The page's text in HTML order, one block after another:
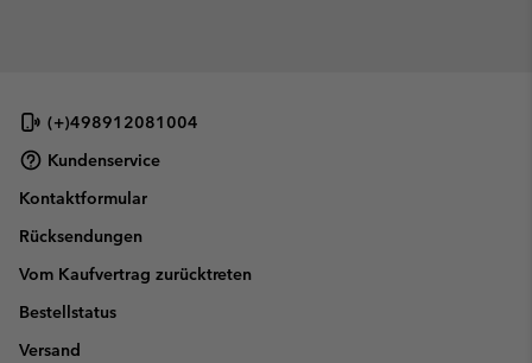
(+)498912081004
Kundenservice
Kontaktformular
Rücksendungen
Vom Kaufvertrag zurücktreten
Bestellstatus
Versand